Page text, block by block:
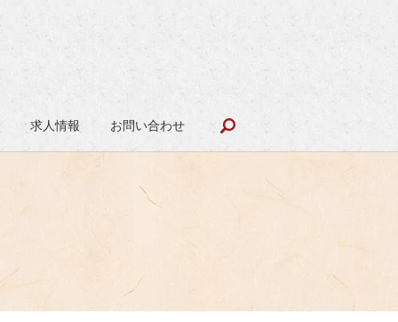
求人情報 お問い合わせ search